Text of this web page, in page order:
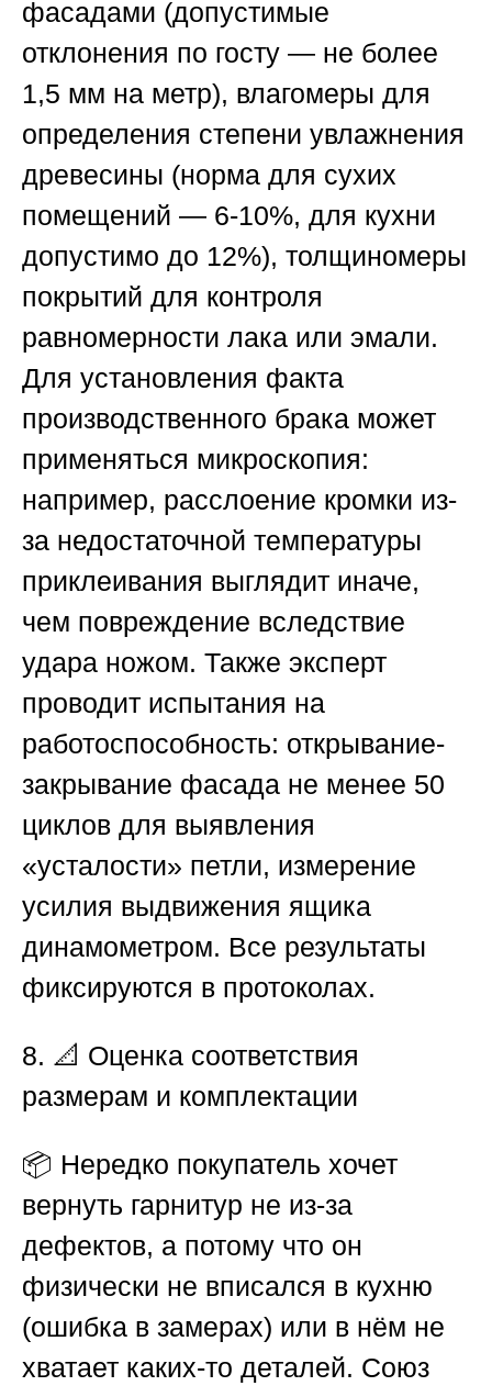
фасадами (допустимые
отклонения по госту — не более
1,5 мм на метр), влагомеры для
определения степени увлажнения
древесины (норма для сухих
помещений — 6-10%, для кухни
допустимо до 12%), толщиномеры
покрытий для контроля
равномерности лака или эмали.
Для установления факта
производственного брака может
применяться микроскопия:
например, расслоение кромки из-
за недостаточной температуры
приклеивания выглядит иначе,
чем повреждение вследствие
удара ножом. Также эксперт
проводит испытания на
работоспособность: открывание-
закрывание фасада не менее 50
циклов для выявления
«усталости» петли, измерение
усилия выдвижения ящика
динамометром. Все результаты
фиксируются в протоколах.
8. 📐 Оценка соответствия
размерам и комплектации
📦 Нередко покупатель хочет
вернуть гарнитур не из-за
дефектов, а потому что он
физически не вписался в кухню
(ошибка в замерах) или в нём не
хватает каких-то деталей. Союз